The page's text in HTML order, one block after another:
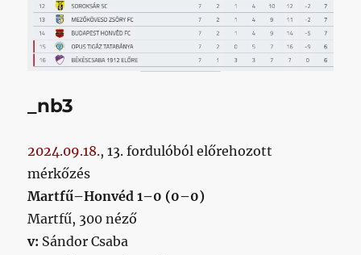
_nb3
2024.09.18., 13. fordulóból előrehozott
mérkőzés
Martfű–Honvéd 1–0 (0–0)
Martfű, 300 néző
v: Sándor Csaba